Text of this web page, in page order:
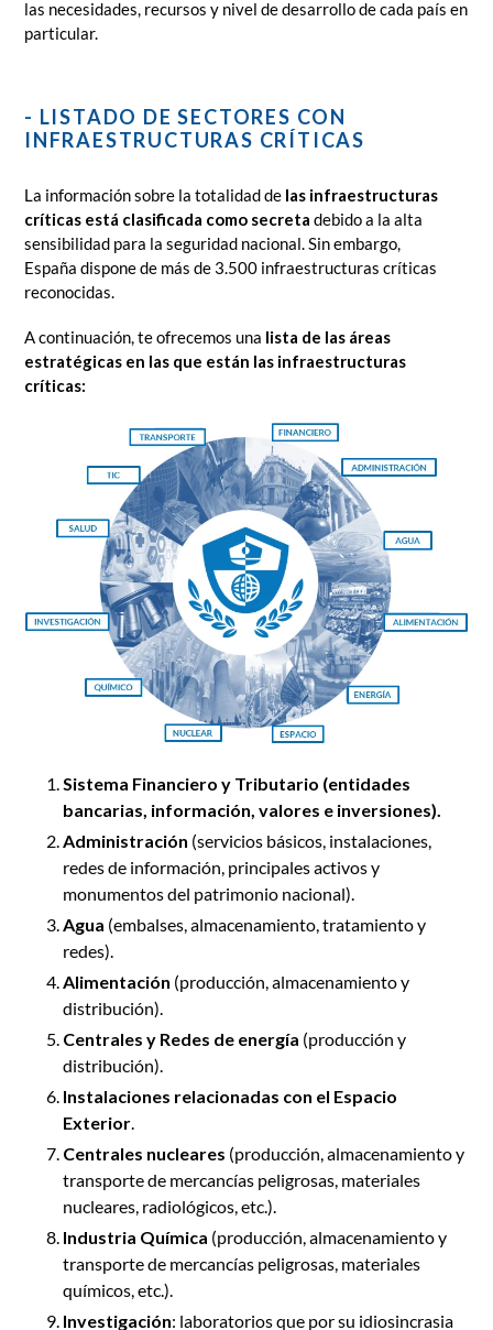
las necesidades, recursos y nivel de desarrollo de cada país en
particular.
- LISTADO DE SECTORES CON
INFRAESTRUCTURAS CRÍTICAS
La información sobre la totalidad de las infraestructuras
críticas está clasificada como secreta debido a la alta
sensibilidad para la seguridad nacional. Sin embargo,
España dispone de más de 3.500 infraestructuras críticas
reconocidas.
A continuación, te ofrecemos una lista de las áreas
estratégicas en las que están las infraestructuras
críticas:
Sistema Financiero y Tributario (entidades
bancarias, información, valores e inversiones).
Administración (servicios básicos, instalaciones,
redes de información, principales activos y
monumentos del patrimonio nacional).
Agua (embalses, almacenamiento, tratamiento y
redes).
Alimentación (producción, almacenamiento y
distribución).
Centrales y Redes de energía (producción y
distribución).
Instalaciones relacionadas con el Espacio
Exterior.
Centrales nucleares (producción, almacenamiento y
transporte de mercancías peligrosas, materiales
nucleares, radiológicos, etc.).
Industria Química (producción, almacenamiento y
transporte de mercancías peligrosas, materiales
químicos, etc.).
Investigación: laboratorios que por su idiosincrasia